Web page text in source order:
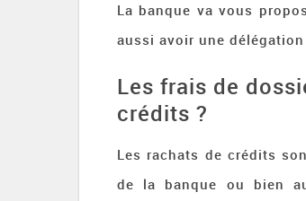
La banque va vous
aussi avoir une
Les frais de
crédits ?
Les rachats de crédits
de la banque ou bien